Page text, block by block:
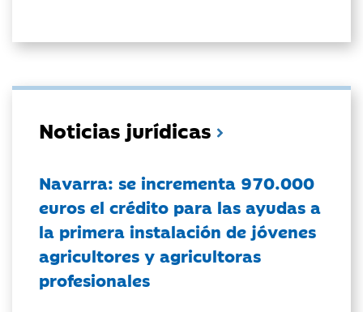
Noticias jurídicas
Navarra: se incrementa 970.000
euros el crédito para las ayudas a
la primera instalación de jóvenes
agricultores y agricultoras
profesionales